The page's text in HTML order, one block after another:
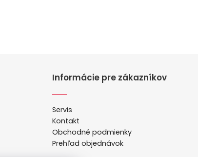
Informácie pre zákazníkov
Servis
Kontakt
Obchodné podmienky
Prehľad objednávok